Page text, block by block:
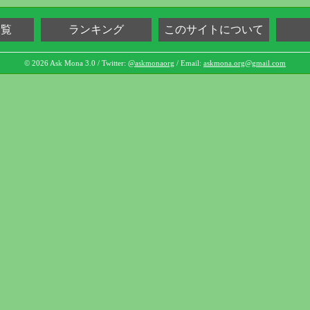
ランキング このサイトについて
© 2026 Ask Mona 3.0 / Twitter: @askmonaorg / Email: askmona.org@gmail.com